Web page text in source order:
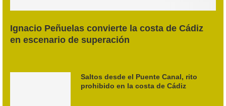
Ignacio Peñuelas convierte la costa de Cádiz
en escenario de superación
Saltos desde el Puente Canal, rito
prohibido en la costa de Cádiz